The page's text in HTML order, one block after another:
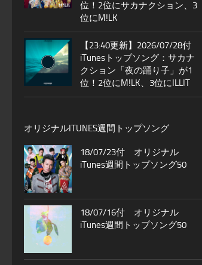
位！2位にサカナクション、3
位にM!LK
【23:40更新】2026/07/28付
iTunesトップソング：サカナ
クション「夜の踊り子」が1
位！2位にM!LK、3位にILLIT
オリジナルITUNES週間トップソング
18/07/23付 オリジナル
iTunes週間トップソング50
18/07/16付 オリジナル
iTunes週間トップソング50